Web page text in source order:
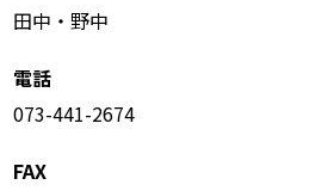
田中・野中
電話
073-441-2674
FAX